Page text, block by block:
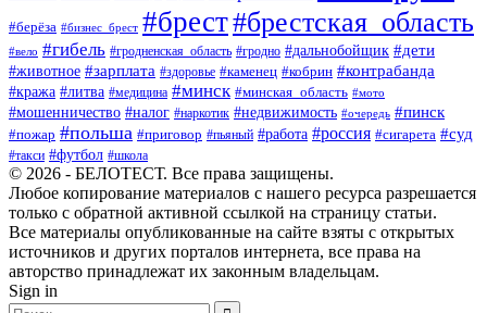
#берёза #бизнес_брест #брест#брестская_область
#вело #гибель #гродненская_область #гродно #дальнобойщик #дети
#животное #зарплата #здоровье #каменец #кобрин #контрабанда
#кража #литва #медицина #минск #минская_область #мото
#мошенничество #налог #наркотик #недвижимость #очередь #пинск
#пожар #польша #приговор #пьяный #работа #россия #сигарета #суд
#такси #футбол #школа
© 2026 - БЕЛОТЕСТ. Все права защищены.
Любое копирование материалов с нашего ресурса разрешается
только с обратной активной ссылкой на страницу статьи.
Все материалы опубликованные на сайте взяты с открытых
источников и других порталов интернета, все права на
авторство принадлежат их законным владельцам.
Sign in